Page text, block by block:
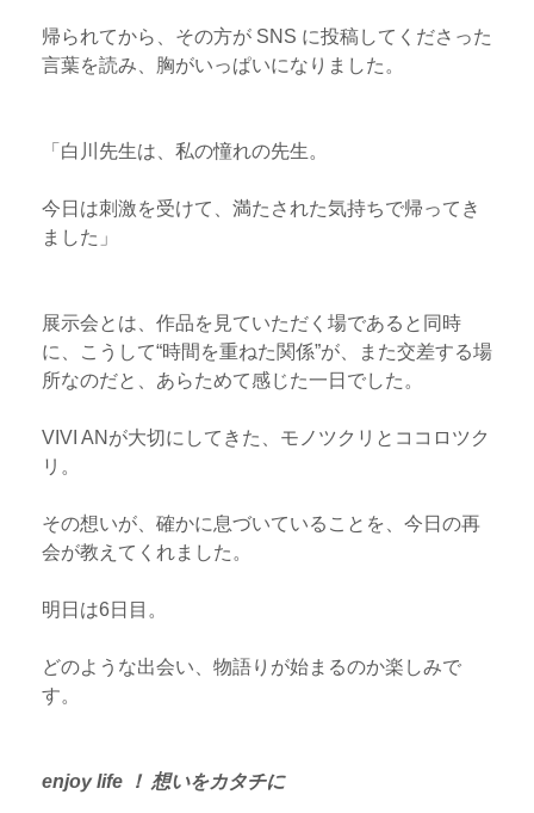
帰られてから、その方が SNS に投稿してくださった
言葉を読み、胸がいっぱいになりました。
「白川先生は、私の憧れの先生。
今日は刺激を受けて、満たされた気持ちで帰ってき
ました」
展示会とは、作品を見ていただく場であると同時
に、こうして“時間を重ねた関係”が、また交差する場
所なのだと、あらためて感じた一日でした。
VIVI ANが大切にしてきた、モノツクリとココロツク
リ。
その想いが、確かに息づいていることを、今日の再
会が教えてくれました。
明日は6日目。
どのような出会い、物語りが始まるのか楽しみで
す。
あ
チ
enjoy life ！ 想いをカタチに